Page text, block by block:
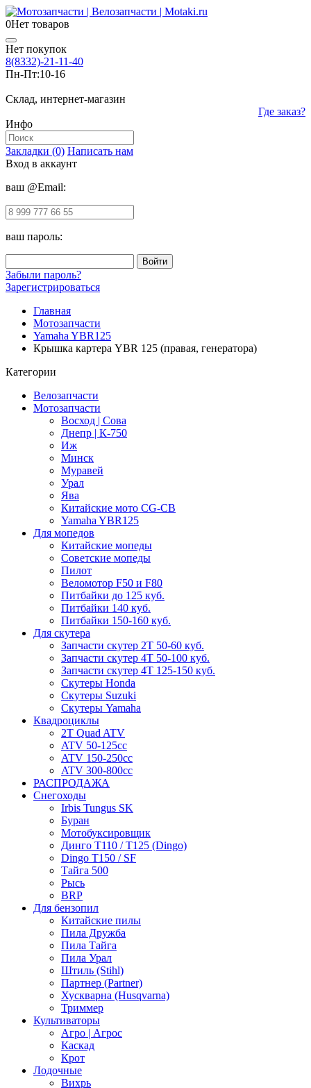
0Нет товаров
Нет покупок
8(8332)-21-11-40
Пн-Пт:10-16
Склад, интернет-магазин
Где заказ?
Инфо
Закладки (0) Написать нам
Вход в аккаунт
ваш @Email:
ваш пароль:
Забыли пароль?
Зарегистрироваться
Главная
Мотозапчасти
Yamaha YBR125
Крышка картера YBR 125 (правая, генератора)
Категории
Велозапчасти
Мотозапчасти
Восход | Сова
Днепр | К-750
Иж
Минск
Муравей
Урал
Ява
Китайские мото CG-CB
Yamaha YBR125
Для мопедов
Китайские мопеды
Советские мопеды
Пилот
Веломотор F50 и F80
Питбайки до 125 куб.
Питбайки 140 куб.
Питбайки 150-160 куб.
Для скутера
Запчасти скутер 2Т 50-60 куб.
Запчасти скутер 4Т 50-100 куб.
Запчасти скутер 4Т 125-150 куб.
Скутеры Honda
Скутеры Suzuki
Скутеры Yamaha
Квадроциклы
2T Quad ATV
ATV 50-125cc
ATV 150-250cc
ATV 300-800cc
РАСПРОДАЖА
Снегоходы
Irbis Tungus SK
Буран
Мотобуксировщик
Динго T110 / T125 (Dingo)
Dingo T150 / SF
Тайга 500
Рысь
BRP
Для бензопил
Китайские пилы
Пила Дружба
Пила Тайга
Пила Урал
Штиль (Stihl)
Партнер (Partner)
Хускварна (Husqvarna)
Триммер
Культиваторы
Агро | Агрос
Каскад
Крот
Лодочные
Вихрь